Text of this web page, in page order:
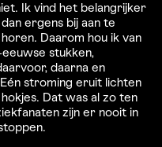
Ik vind het belangrijker
ergens bij aan te
Daarom hou ik van
stukken,
daarna en
stroming eruit lichten
Dat was al zo ten
zijn er nooit in